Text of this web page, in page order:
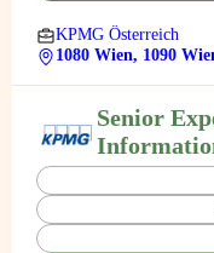
KPMG Österreich
1080 Wien, 1090
Senior